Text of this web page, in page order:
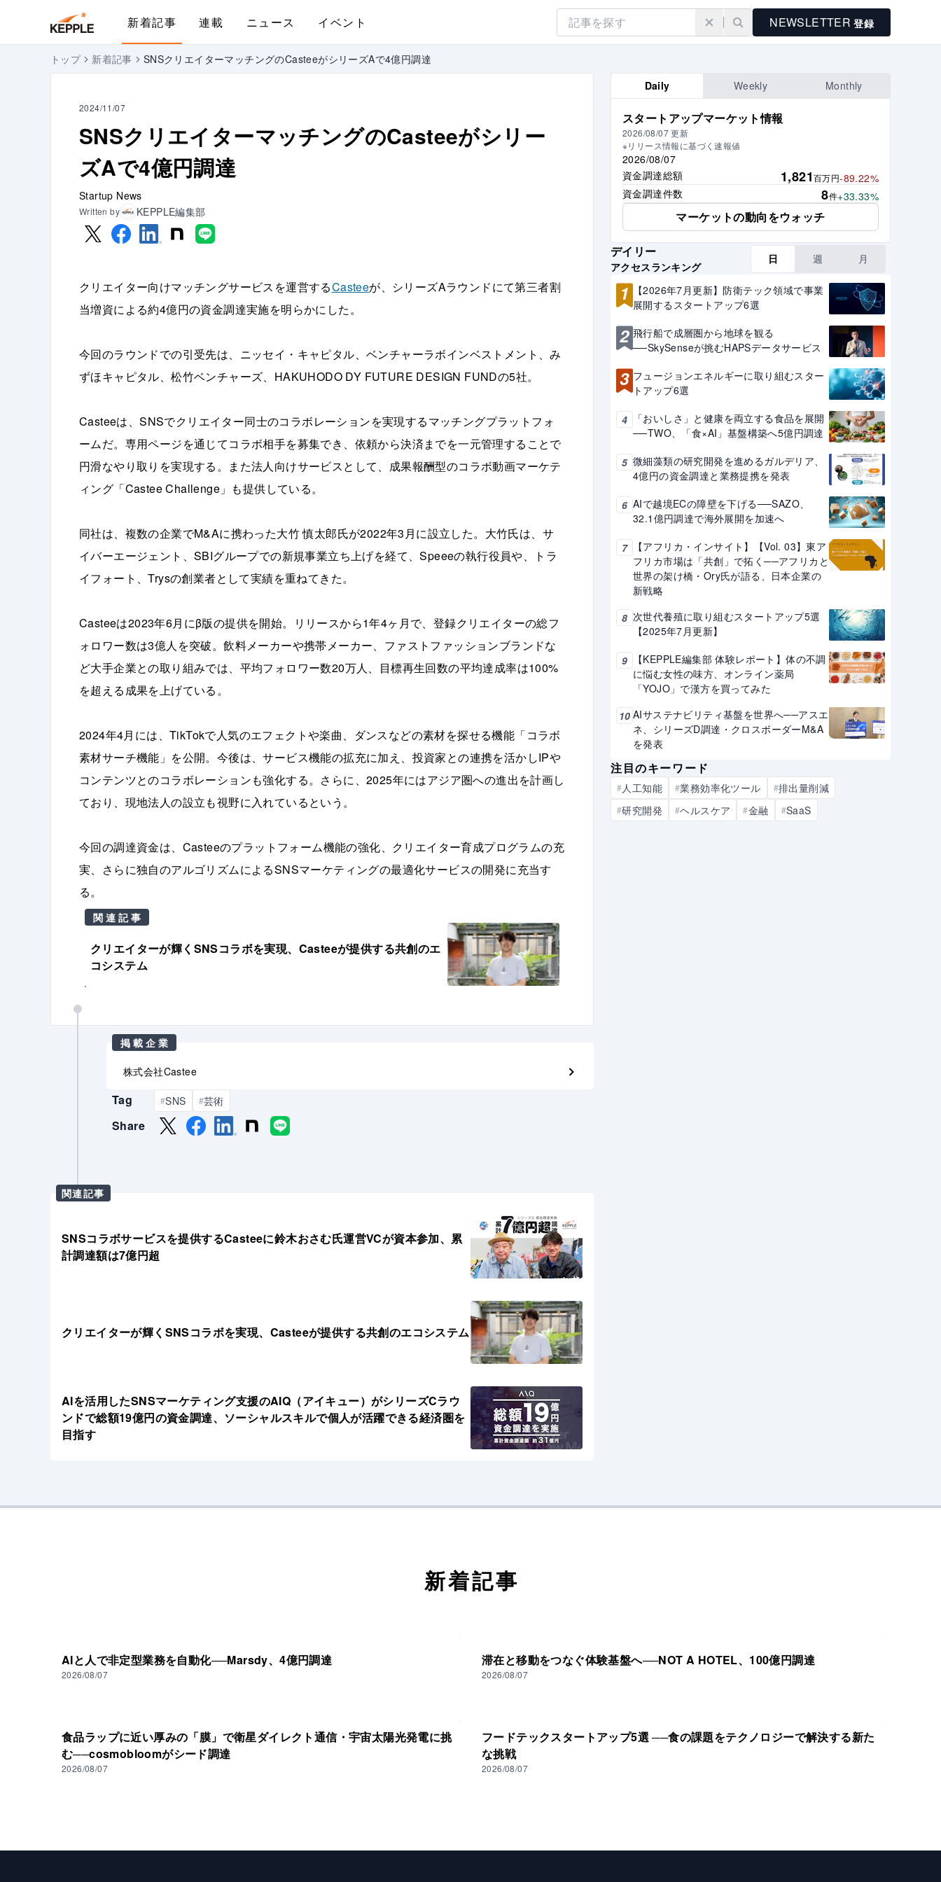
新着記事 連載 ニュース イベント NEWSLETTER 登録
トップ 新着記事 SNSクリエイターマッチングのCasteeがシリーズAで4億円調達
2024/11/07
SNSクリエイターマッチングのCasteeがシリー
ズAで4億円調達
Startup News
Written by KEPPLE編集部
クリエイター向けマッチングサービスを運営するCasteeが、シリーズAラウンドにて第三者割
当増資による約4億円の資金調達実施を明らかにした。
今回のラウンドでの引受先は、ニッセイ・キャピタル、ベンチャーラボインベストメント、み
ずほキャピタル、松竹ベンチャーズ、HAKUHODO DY FUTURE DESIGN FUNDの5社。
Casteeは、SNSでクリエイター同士のコラボレーションを実現するマッチングプラットフォ
ームだ。専用ページを通じてコラボ相手を募集でき、依頼から決済までを一元管理することで
円滑なやり取りを実現する。また法人向けサービスとして、成果報酬型のコラボ動画マーケテ
ィング「Castee Challenge」も提供している。
同社は、複数の企業でM&Aに携わった大竹 慎太郎氏が2022年3月に設立した。大竹氏は、サ
イバーエージェント、SBIグループでの新規事業立ち上げを経て、Speeeの執行役員や、トラ
イフォート、Trysの創業者として実績を重ねてきた。
Casteeは2023年6月にβ版の提供を開始。リリースから1年4ヶ月で、登録クリエイターの総フ
ォロワー数は3億人を突破。飲料メーカーや携帯メーカー、ファストファッションブランドな
ど大手企業との取り組みでは、平均フォロワー数20万人、目標再生回数の平均達成率は100%
を超える成果を上げている。
2024年4月には、TikTokで人気のエフェクトや楽曲、ダンスなどの素材を探せる機能「コラボ
素材サーチ機能」を公開。今後は、サービス機能の拡充に加え、投資家との連携を活かしIPや
コンテンツとのコラボレーションも強化する。さらに、2025年にはアジア圏への進出を計画し
ており、現地法人の設立も視野に入れているという。
今回の調達資金は、Casteeのプラットフォーム機能の強化、クリエイター育成プログラムの充
実、さらに独自のアルゴリズムによるSNSマーケティングの最適化サービスの開発に充当す
る。
関連記事
クリエイターが輝くSNSコラボを実現、Casteeが提供する共創のエ
コシステム
掲載企業
株式会社Castee
Tag #SNS #芸術
Share
関連記事
SNSコラボサービスを提供するCasteeに鈴木おさむ氏運営VCが資本参加、累
計調達額は7億円超
クリエイターが輝くSNSコラボを実現、Casteeが提供する共創のエコシステム
AIを活用したSNSマーケティング支援のAIQ（アイキュー）がシリーズCラウ
ンドで総額19億円の資金調達、ソーシャルスキルで個人が活躍できる経済圏を
目指す
Daily Weekly Monthly
スタートアップマーケット情報
2026/08/07 更新
※リリース情報に基づく速報値
2026/08/07
資金調達総額
1,821百万円-89.22%
資金調達件数
8件+33.33%
マーケットの動向をウォッチ
デイリー
アクセスランキング
日 週 月
1
【2026年7月更新】防衛テック領域で事業
展開するスタートアップ6選
2 飛行船で成層圏から地球を観る
──SkySenseが挑むHAPSデータサービス
3 フュージョンエネルギーに取り組むスター
トアップ6選
4
「おいしさ」と健康を両立する食品を展開
──TWO、「食×AI」基盤構築へ5億円調達
5 微細藻類の研究開発を進めるガルデリア、
4億円の資金調達と業務提携を発表
6 AIで越境ECの障壁を下げる──SAZO、
32.1億円調達で海外展開を加速へ
7
【アフリカ・インサイト】【Vol. 03】東ア
フリカ市場は「共創」で拓く──アフリカと
世界の架け橋・Ory氏が語る、日本企業の
新戦略
8 次世代養殖に取り組むスタートアップ5選
【2025年7月更新】
9
【KEPPLE編集部 体験レポート】体の不調
に悩む女性の味方、オンライン薬局
「YOJO」で漢方を買ってみた
10 AIサステナビリティ基盤を世界へ──アスエ
ネ、シリーズD調達・クロスボーダーM&A
を発表
注目のキーワード
#人工知能 #業務効率化ツール #排出量削減
#研究開発 #ヘルスケア #金融 #SaaS
新着記事
AIと人で非定型業務を自動化──Marsdy、4億円調達
2026/08/07
滞在と移動をつなぐ体験基盤へ──NOT A HOTEL、100億円調達
2026/08/07
食品ラップに近い厚みの「膜」で衛星ダイレクト通信・宇宙太陽光発電に挑
む──cosmobloomがシード調達
2026/08/07
フードテックスタートアップ5選 ──食の課題をテクノロジーで解決する新た
な挑戦
2026/08/07